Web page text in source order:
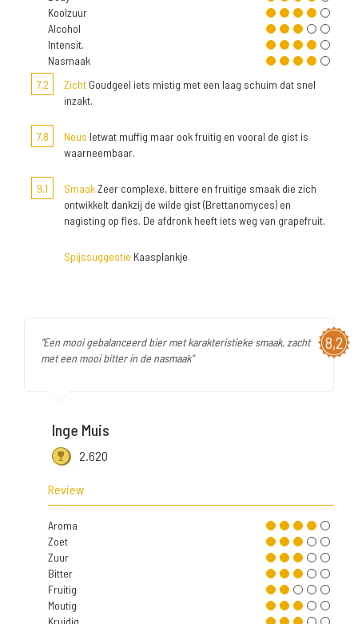
Koolzuur
Alcohol
Intensit.
Nasmaak
7,2
Zicht Goudgeel iets mistig met een laag schuim dat snel
inzakt.
7,8 Neus Ietwat muffig maar ook fruitig en vooral de gist is
waarneembaar.
9,1 SmaakZeer complexe, bittere en fruitige smaak die zich
ontwikkelt dankzij de wilde gist (Brettanomyces) en
nagisting op fles. De afdronk heeft iets weg van grapefruit.
Spijssuggestie Kaasplankje
8,2
"Een mooi gebalanceerd bier met karakteristieke smaak, zacht
met een mooi bitter in de nasmaak"
Inge Muis
2.620
Review
Aroma
Zoet
Zuur
Bitter
Fruitig
Moutig
Kruidig